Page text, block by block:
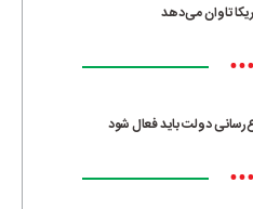
تاوان می‌دهد
•••
دولت باید فعال شود
•••